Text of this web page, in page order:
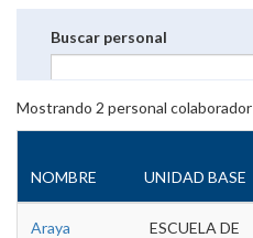
Buscar personal
Mostrando 2 personal colaborador
NOMBRE UNIDAD BASE
Araya
ESCUELA DE